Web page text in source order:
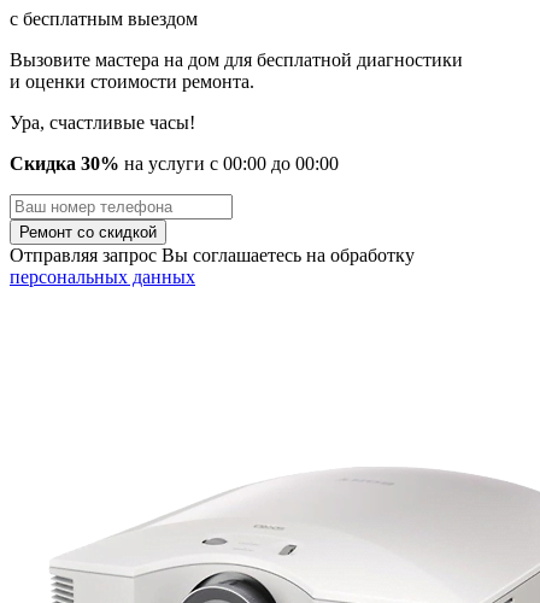
с бесплатным выездом
Вызовите мастера на дом для бесплатной диагностики
и оценки стоимости ремонта.
Ура, счастливые часы!
Скидка 30% на услуги с 00:00 до 00:00
Отправляя запрос Вы соглашаетесь на обработку
персональных данных